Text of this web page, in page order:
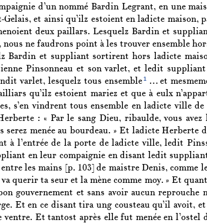
d’un nommé Bardin Legrant, en une
et ainsi qu’ilz estoient en ladicte maison,
deux paillars. Lesquelz Bardin et
nous ne faudrons point à les trouver ensemble
Bardin et suppliant sortirent hors ladicte
Pinsonneau et son varlet, et ledit
varlet, lesquelz tous ensemble 1… et
qu’ilz estoient mariez et que à eulx
s’en vindrent tous ensemble en ladicte ville
: « Par le sang Dieu, ribaulde, vous avez
serez menée au bourdeau. » Et ladicte
à l’entrée de la porte de ladicte ville, ledit
en leur compaignie en disant ledit
les mains
[p. 103] de maistre Denis, comme
querir ta seur et la mène comme moy. » Et
gouvernement et sans avoir aucun
Et en ce disant tira ung cousteau qu’il avoit,
ventre. Et tantost après elle fut menée en